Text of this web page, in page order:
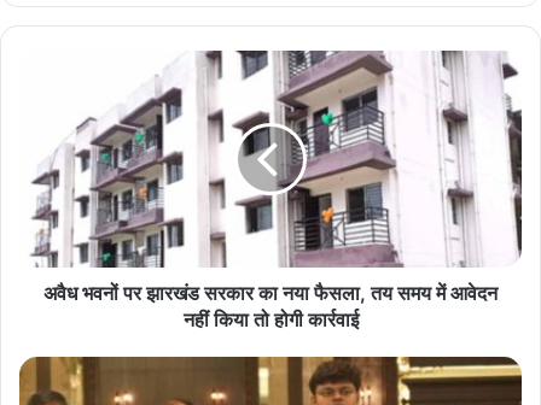
इंश्योरेंस क्लेम की कहानी ने चौंकाया
उत्तराखंड में दर्दनाक सड़क हादसा, देवप्रयाग-पौड़ी मार्ग पर
बोलेरो खाई में गिरी; परिवार के 5 सदस्यों की जान गई
August 7, 2026
आरक्षण पर केंद्र का बड़ा बयान, सुप्रीम कोर्ट में कहा- SC,
ST और OBC आरक्षण का आधार सामाजिक पिछड़ापन है,
आर्थिक नहीं
August 7, 2026
Himachal Weather Alert: मूसलाधार बारिश से
जनजीवन प्रभावित, 145 सड़कें बंद; 48 घंटे का अलर्ट जारी
अवैध भवनों पर झारखंड सरकार का नया फैसला, तय समय में आवेदन
नहीं किया तो होगी कार्रवाई